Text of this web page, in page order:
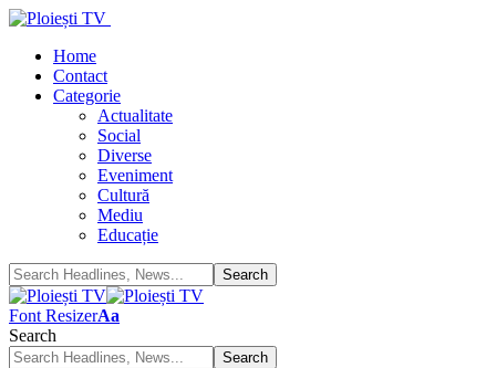
Home
Contact
Categorie
Actualitate
Social
Diverse
Eveniment
Cultură
Mediu
Educație
Font ResizerAa
Search